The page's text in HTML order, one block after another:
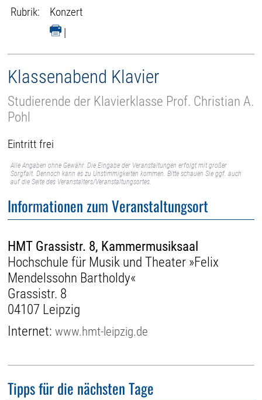
Rubrik:
Konzert
|
Klassenabend Klavier
Studierende der Klavierklasse Prof. Christian A.
Pohl
Eintritt frei
Alle Angaben ohne Gewähr. Die Eingabe der Veranstaltungen erfolgt mit großer
Sorgfalt. Dennoch kann es zu Unstimmigkeiten kommen. Bitte schauen Sie ggf. auch
auf die Seite des Veranstalters/Veranstaltungsortes.
Informationen zum Veranstaltungsort
HMT Grassistr. 8, Kammermusiksaal
Hochschule für Musik und Theater »Felix
Mendelssohn Bartholdy«
Grassistr. 8
04107 Leipzig
Internet:www.hmt-leipzig.de
Tipps für die nächsten Tage